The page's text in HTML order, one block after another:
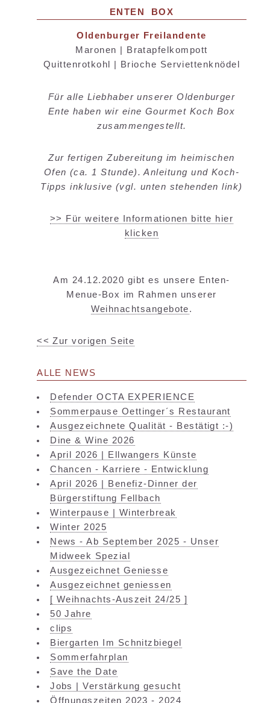
ENTEN BOX
Oldenburger Freilandente
Maronen | Bratapfelkompott
Quittenrotkohl | Brioche Serviettenknödel
Für alle Liebhaber unserer Oldenburger
Ente haben wir eine Gourmet Koch Box
zusammengestellt.
Zur fertigen Zubereitung im heimischen
Ofen (ca. 1 Stunde). Anleitung und Koch-
Tipps inklusive (vgl. unten stehenden link)
>> Für weitere Informationen bitte hier
klicken
Am 24.12.2020 gibt es unsere Enten-
Menue-Box im Rahmen unserer
Weihnachtsangebote.
<< Zur vorigen Seite
ALLE NEWS
Defender OCTA EXPERIENCE
Sommerpause Oettinger´s Restaurant
Ausgezeichnete Qualität - Bestätigt :-)
Dine & Wine 2026
April 2026 | Ellwangers Künste
Chancen - Karriere - Entwicklung
April 2026 | Benefiz-Dinner der
Bürgerstiftung Fellbach
Winterpause | Winterbreak
Winter 2025
News - Ab September 2025 - Unser
Midweek Spezial
Ausgezeichnet Geniesse
Ausgezeichnet geniessen
[ Weihnachts-Auszeit 24/25 ]
50 Jahre
clips
Biergarten Im Schnitzbiegel
Sommerfahrplan
Save the Date
Jobs | Verstärkung gesucht
Öffnungszeiten 2023 - 2024